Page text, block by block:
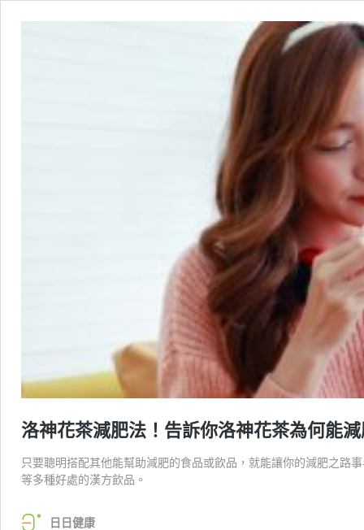
洛神花茶減肥法！告訴你洛神花茶為何能
只要聰明搭配其他能幫助減肥的食品或飲品，就能讓你的減肥之路
等多種好處的漢方飲品。
日日健康